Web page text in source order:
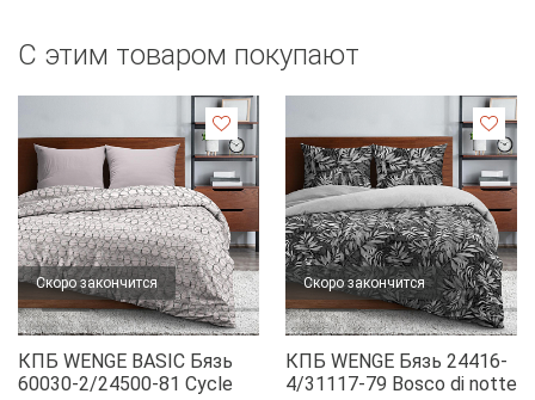
С этим товаром покупают
Скоро закончится
КПБ WENGE BASIC Бязь
60030-2/24500-81 Cycle
Скоро закончится
КПБ WENGE Бязь 24416-
4/31117-79 Bosco di notte